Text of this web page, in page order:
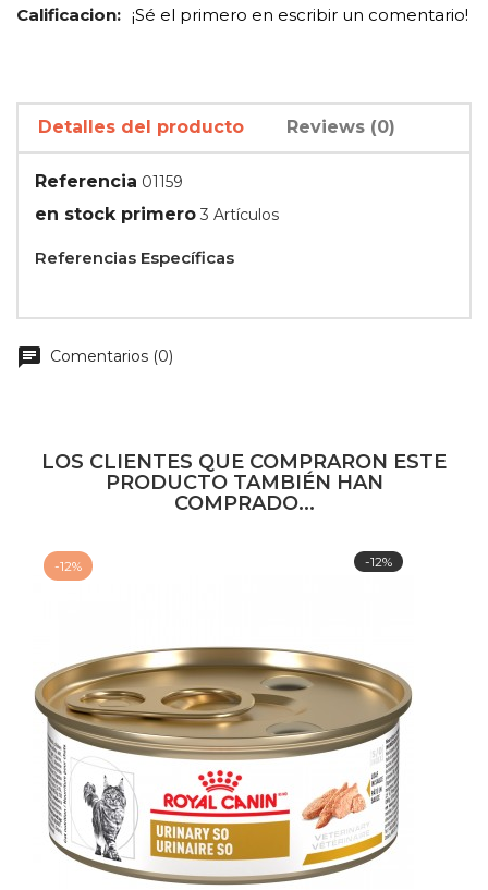
Calificacion: ¡Sé el primero en escribir un comentario!
Detalles del producto Reviews (0)
Referencia 01159
en stock primero 3 Artículos
Referencias Específicas
chat Comentarios (0)
LOS CLIENTES QUE COMPRARON ESTE
PRODUCTO TAMBIÉN HAN
COMPRADO...
-12%
-12%